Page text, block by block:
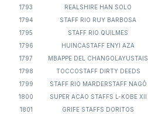
1793
REALSHIRE HAN SOLO
1794
STAFF RIO RUY BARBOSA
1795
STAFF RIO QUILMES
1796
HUINCASTAFF ENYI AZA
1797
MBAPPE DEL CHANGOLAYUSTAIS
1798
TOCCOSTAFF DIRTY DEEDS
1799
STAFF RIO MARDERSTAFF NAGÔ
1800
SUPER ACAO STAFFS L-KOBE XII
1801
GRIFE STAFFS DORITOS